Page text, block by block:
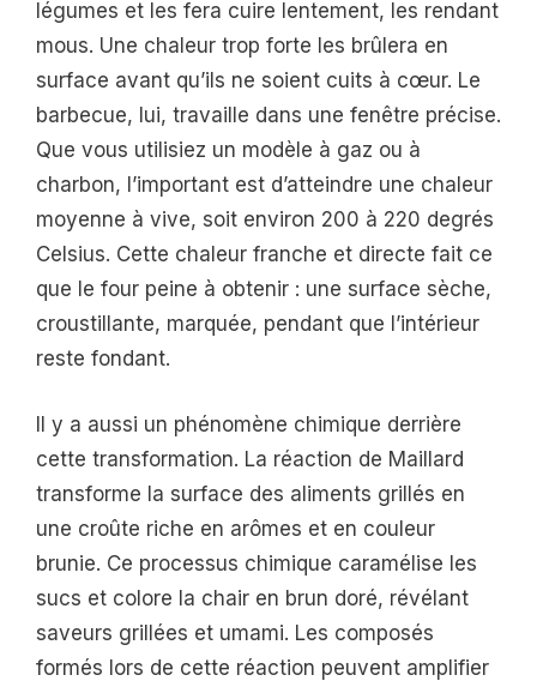
légumes et les fera cuire lentement, les rendant
mous. Une chaleur trop forte les brûlera en
surface avant qu’ils ne soient cuits à cœur. Le
barbecue, lui, travaille dans une fenêtre précise.
Que vous utilisiez un modèle à gaz ou à
charbon, l’important est d’atteindre une chaleur
moyenne à vive, soit environ 200 à 220 degrés
Celsius. Cette chaleur franche et directe fait ce
que le four peine à obtenir : une surface sèche,
croustillante, marquée, pendant que l’intérieur
reste fondant.
Il y a aussi un phénomène chimique derrière
cette transformation. La réaction de Maillard
transforme la surface des aliments grillés en
une croûte riche en arômes et en couleur
brunie. Ce processus chimique caramélise les
sucs et colore la chair en brun doré, révélant
saveurs grillées et umami. Les composés
formés lors de cette réaction peuvent amplifier